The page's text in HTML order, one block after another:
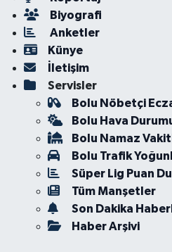
Biyografi
Anketler
Künye
İletişim
Servisler
Bolu Nöbetçi
Bolu Hava
Bolu Namaz
Bolu Trafik
Süper Lig Puan
Tüm Manşetler
Son Dakika
Haber Arşivi